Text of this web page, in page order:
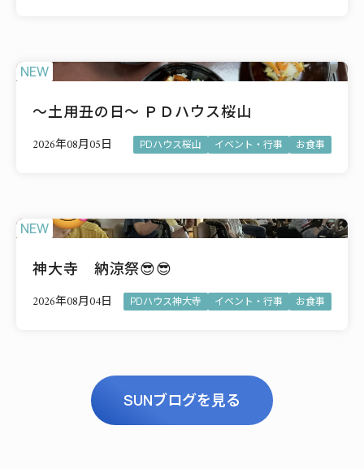
NEW
～土用丑の日～ ＰＤハウス桜山
2026年08月05日 PDハウス桜山 イベント・行事 お食事
NEW
神大寺 納涼祭😎😎
2026年08月04日 PDハウス神大寺 イベント・行事 お食事
SUNブログを見る